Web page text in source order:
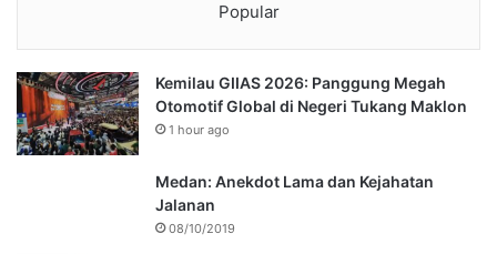
Popular
Kemilau GIIAS 2026: Panggung Megah
Otomotif Global di Negeri Tukang Maklon
1 hour ago
Medan: Anekdot Lama dan Kejahatan
Jalanan
08/10/2019